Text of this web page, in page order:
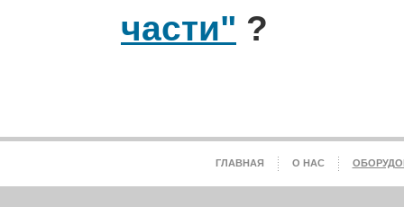
части" ?
ГЛАВНАЯ О НАС